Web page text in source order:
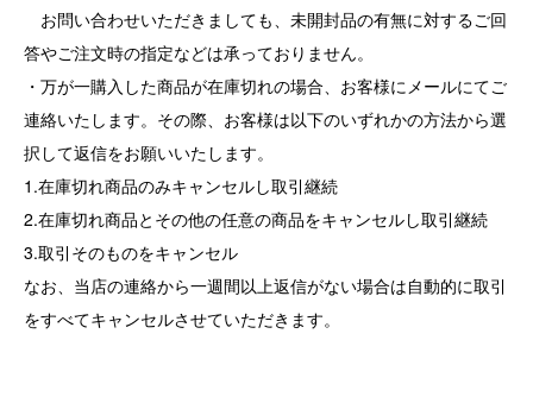
お問い合わせいただきましても、未開封品の有無に対するご回
答やご注文時の指定などは承っておりません。
・万が一購入した商品が在庫切れの場合、お客様にメールにてご
連絡いたします。その際、お客様は以下のいずれかの方法から選
択して返信をお願いいたします。
1.在庫切れ商品のみキャンセルし取引継続
2.在庫切れ商品とその他の任意の商品をキャンセルし取引継続
3.取引そのものをキャンセル
なお、当店の連絡から一週間以上返信がない場合は自動的に取引
をすべてキャンセルさせていただきます。